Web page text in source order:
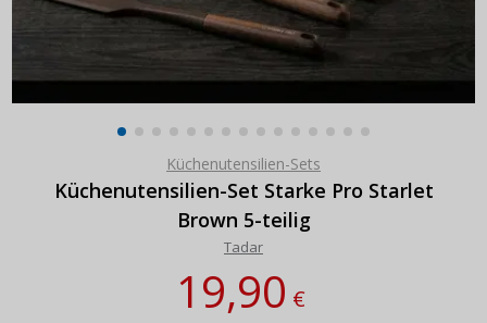
Küchenutensilien-Sets
Küchenutensilien-Set Starke Pro Starlet
Brown 5-teilig
Tadar
19,90€